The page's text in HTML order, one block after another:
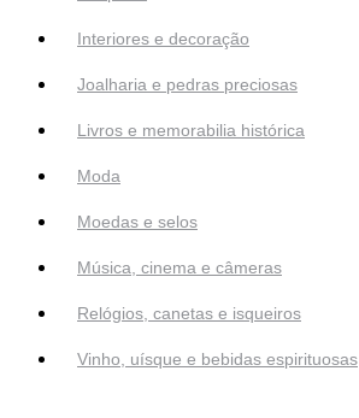
Interiores e decoração
Joalharia e pedras preciosas
Livros e memorabilia histórica
Moda
Moedas e selos
Música, cinema e câmeras
Relógios, canetas e isqueiros
Vinho, uísque e bebidas espirituosas